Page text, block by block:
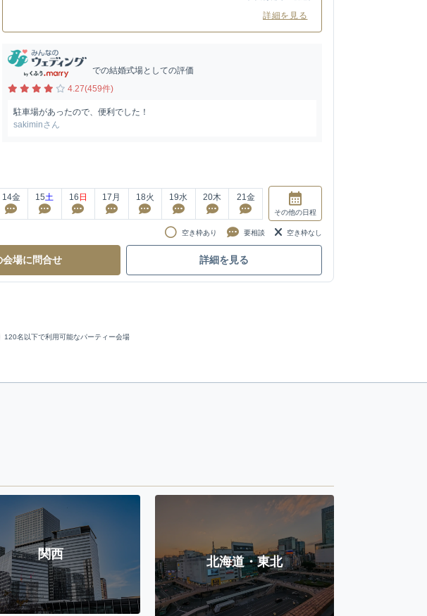
詳細を見る
での結婚式場としての評価
4.27(459件)
駐車場があったので、便利でした！
sakiminさん
14金 15土 16 日 17 月 18火 19水 20木 21金
その他の日程
空き枠あり 要相談 空き枠なし
会場に問合せ 詳細を見る
120名以下で利用可能なパーティー会場
関西
北海道・東北